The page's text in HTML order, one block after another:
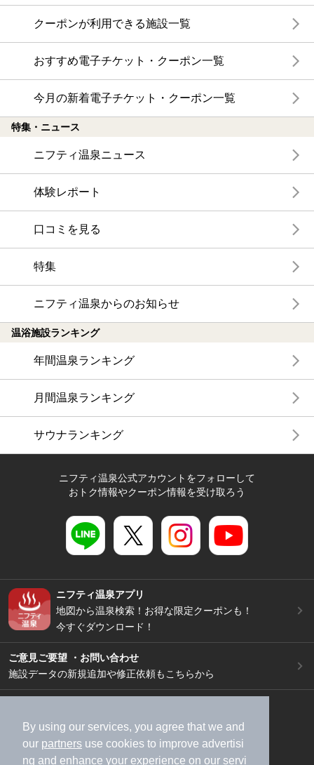
By using our services, you agree that we and
our partners use cookies to improve advertisi
ng and enhance your experience on our servi
クーポンが利用できる施設一覧
おすすめ電子チケット・クーポン一覧
今月の新着電子チケット・クーポン一覧
特集・ニュース
ニフティ温泉ニュース
体験レポート
口コミを見る
特集
ニフティ温泉からのお知らせ
温浴施設ランキング
年間温泉ランキング
月間温泉ランキング
サウナランキング
ニフティ温泉公式アカウントをフォローして
おトク情報やクーポン情報を受け取ろう
ニフティ温泉アプリ
地図から温泉検索！お得な限定クーポンも！
今すぐダウンロード！
ご意見ご要望 ・お問い合わせ
施設データの新規追加や修正依頼もこちらから
加盟店募集（資料請求）
広告出稿のご案内
利用規約
ライフスタイルMEMBERS+規約